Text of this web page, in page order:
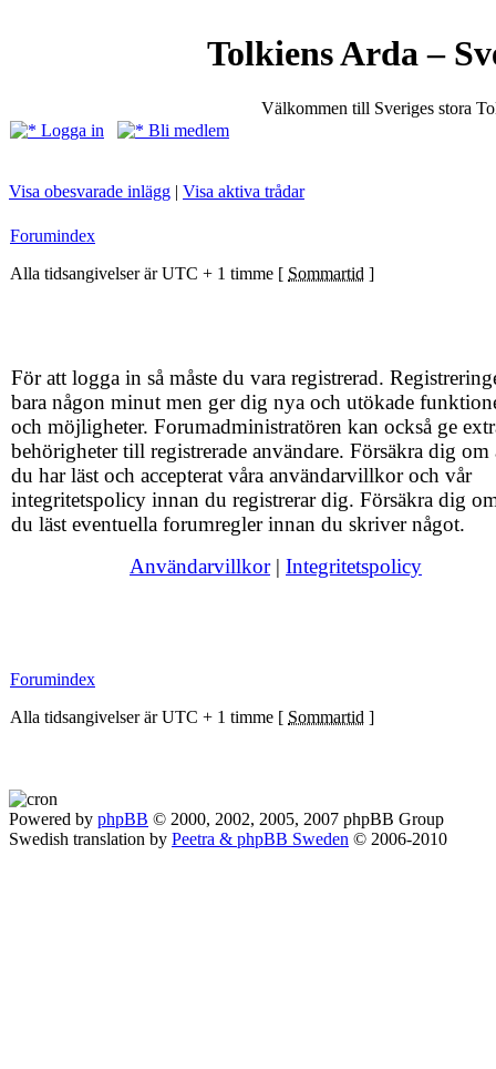
Tolkiens Arda –
Välkommen till Sveriges stora
Logga in
Bli medlem
Visa obesvarade inlägg | Visa aktiva trådar
Forumindex
Alla tidsangivelser är UTC + 1 timme [ Sommartid ]
För att logga in så måste du vara registrerad.
bara någon minut men ger dig nya och utökade
och möjligheter. Forumadministratören kan också ge
behörigheter till registrerade användare. Försäkra dig om
du har läst och accepterat våra användarvillkor och vår
integritetspolicy innan du registrerar dig. Försäkra dig
du läst eventuella forumregler innan du skriver något.
Användarvillkor| Integritetspolicy
Forumindex
Alla tidsangivelser är UTC + 1 timme [ Sommartid ]
Powered by phpBB © 2000, 2002, 2005, 2007 phpBB Group
Swedish translation by Peetra & phpBB Sweden © 2006-2010